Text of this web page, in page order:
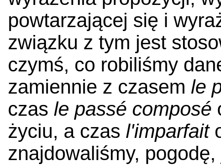
powtarzającej się i
związku z tym jest
czymś, co robiliśmy
zamiennie z czasem le
czas le passé composé
życiu, a czas l'imparfait
znajdowaliśmy,